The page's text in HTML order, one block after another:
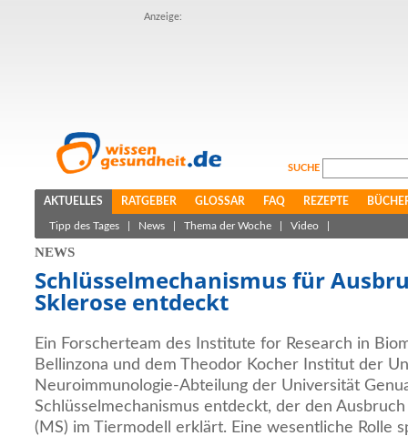
Anzeige:
SUCHE
AKTUELLES RATGEBER GLOSSAR FAQ REZEPTE
Tipp des Tages News Thema der Woche Video
NEWS
Schlüsselmechanismus für
Sklerose entdeckt
Ein Forscherteam des Institute for Research in
Bellinzona und dem Theodor Kocher Institut der
Neuroimmunologie-Abteilung der Universität
Schlüsselmechanismus entdeckt, der den
(MS) im Tiermodell erklärt. Eine wesentliche Rolle